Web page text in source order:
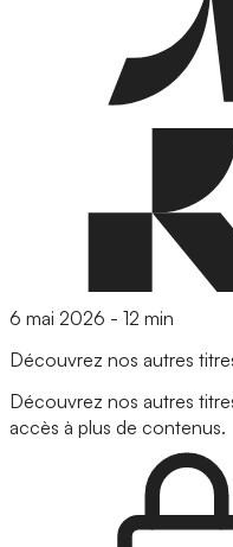
6 mai 2026 - 12 min
Découvrez nos autres
Découvrez nos autres
accès à plus de contenus.